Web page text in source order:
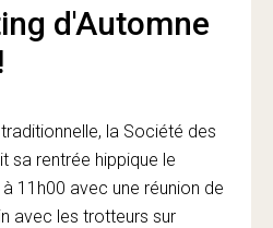
d'Automne
la Société des
sa rentrée hippique le
11h00 avec une réunion de
avec les trotteurs sur